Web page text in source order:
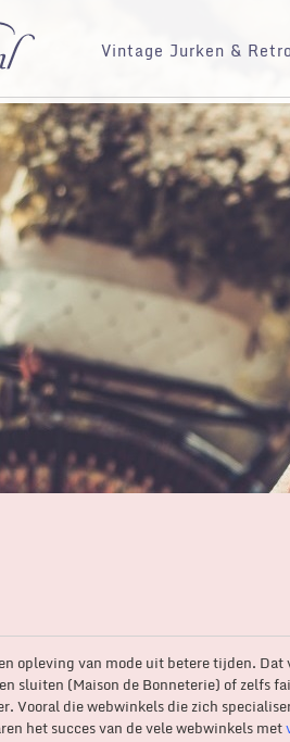
Vintage Jurken &
opleving van mode uit betere tijden.
sluiten (Maison de Bonneterie) of zelfs
Vooral die webwinkels die zich
het succes van de vele webwinkels met